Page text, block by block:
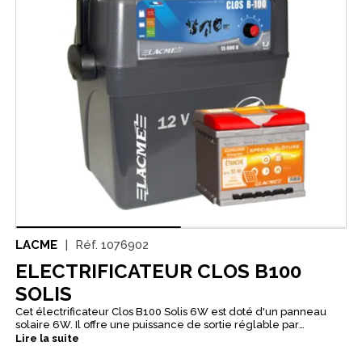
LACME Réf. 1076902
ELECTRIFICATEUR CLOS B100
SOLIS
Cet électrificateur Clos B100 Solis 6W est doté d'un panneau
solaire 6W. Il offre une puissance de sortie réglable par
variateur électronique et est doté d'un témoin de charge de la
Lire la suite